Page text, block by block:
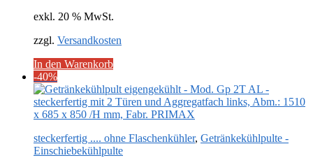
exkl. 20 % MwSt.
zzgl. Versandkosten
In den Warenkorb
-40%
steckerfertig .... ohne Flaschenkühler, Getränkekühlpulte -
Einschiebekühlpulte